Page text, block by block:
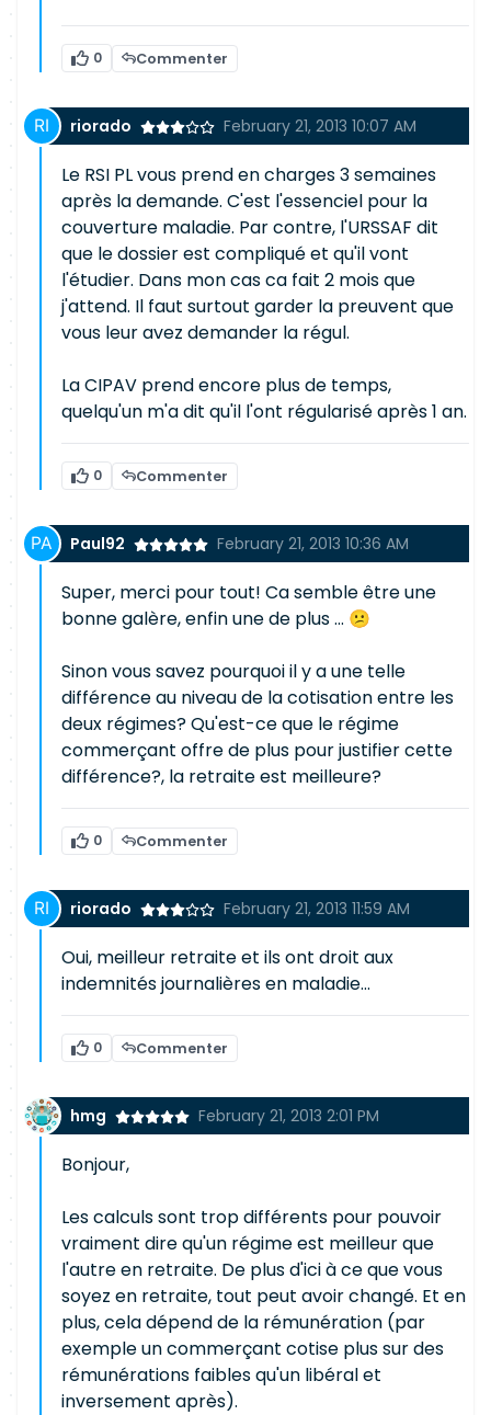
0 Commenter
riorado February 21, 2013 10:07 AM
Le RSI PL vous prend en charges 3 semaines
après la demande. C'est l'essenciel pour la
couverture maladie. Par contre, l'URSSAF dit
que le dossier est compliqué et qu'il vont
l'étudier. Dans mon cas ca fait 2 mois que
j'attend. Il faut surtout garder la preuvent que
vous leur avez demander la régul.
La CIPAV prend encore plus de temps,
quelqu'un m'a dit qu'il l'ont régularisé après 1 an.
0 Commenter
Paul92 February 21, 2013 10:36 AM
Super, merci pour tout! Ca semble être une
bonne galère, enfin une de plus ... 😕
Sinon vous savez pourquoi il y a une telle
différence au niveau de la cotisation entre les
deux régimes? Qu'est-ce que le régime
commerçant offre de plus pour justifier cette
différence?, la retraite est meilleure?
0 Commenter
riorado February 21, 2013 11:59 AM
Oui, meilleur retraite et ils ont droit aux
indemnités journalières en maladie...
0 Commenter
hmg February 21, 2013 2:01 PM
Bonjour,
Les calculs sont trop différents pour pouvoir
vraiment dire qu'un régime est meilleur que
l'autre en retraite. De plus d'ici à ce que vous
soyez en retraite, tout peut avoir changé. Et en
plus, cela dépend de la rémunération (par
exemple un commerçant cotise plus sur des
rémunérations faibles qu'un libéral et
inversement après).